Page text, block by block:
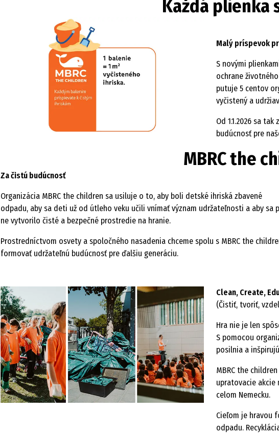
Každá plienka
Malý príspevok
S novými
ochrane
putuje 5 centov
vyčistený a
Od 1.1.2026 sa
budúcnosť pre
MBRC the
Za čistú budúcnosť
Organizácia MBRC the children sa usiluje o to, aby boli detské ihriská zbavené
odpadu, aby sa deti už od útleho veku učili vnímať význam udržateľnosti a aby sa
ne vytvorilo čisté a bezpečné prostredie na hranie.
Prostredníctvom osvety a spoločného nasadenia chceme spolu s MBRC the
formovať udržateľnú budúcnosť pre ďalšiu generáciu.
Clean, Create,
(Čistiť, tvoriť,
Hra nie je len
S pomocou
posilnia a
MBRC the
upratovacie akcie
celom Nemecku.
Cieľom je hravou
odpadu.